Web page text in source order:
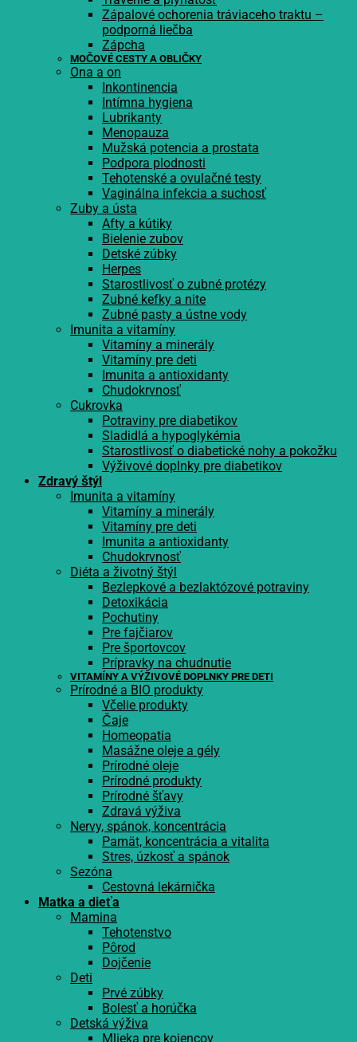
Zápalové ochorenia tráviaceho traktu –
podporná liečba
Zápcha
MOČOVÉ CESTY A OBLIČKY
Ona a on
Inkontinencia
Intímna hygiena
Lubrikanty
Menopauza
Mužská potencia a prostata
Podpora plodnosti
Tehotenské a ovulačné testy
Vaginálna infekcia a suchosť
Zuby a ústa
Afty a kútiky
Bielenie zubov
Detské zúbky
Herpes
Starostlivosť o zubné protézy
Zubné kefky a nite
Zubné pasty a ústne vody
Imunita a vitamíny
Vitamíny a minerály
Vitamíny pre deti
Imunita a antioxidanty
Chudokrvnosť
Cukrovka
Potraviny pre diabetikov
Sladidlá a hypoglykémia
Starostlivosť o diabetické nohy a pokožku
Výživové doplnky pre diabetikov
Zdravý štýl
Imunita a vitamíny
Vitamíny a minerály
Vitamíny pre deti
Imunita a antioxidanty
Chudokrvnosť
Diéta a životný štýl
Bezlepkové a bezlaktózové potraviny
Detoxikácia
Pochutiny
Pre fajčiarov
Pre športovcov
Prípravky na chudnutie
VITAMÍNY A VÝŽIVOVÉ DOPLNKY PRE DETI
Prírodné a BIO produkty
Včelie produkty
Čaje
Homeopatia
Masážne oleje a gély
Prírodné oleje
Prírodné produkty
Prírodné šťavy
Zdravá výživa
Nervy, spánok, koncentrácia
Pamät, koncentrácia a vitalita
Stres, úzkosť a spánok
Sezóna
Cestovná lekárnička
Matka a dieťa
Mamina
Tehotenstvo
Pôrod
Dojčenie
Deti
Prvé zúbky
Bolesť a horúčka
Detská výživa
Mlieka pre kojencov